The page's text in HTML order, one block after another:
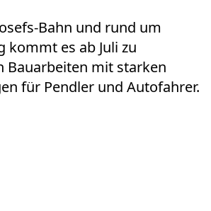
Bahn und rund um
kommt es ab Juli zu
Bauarbeiten mit starken
für Pendler und Autofahrer.